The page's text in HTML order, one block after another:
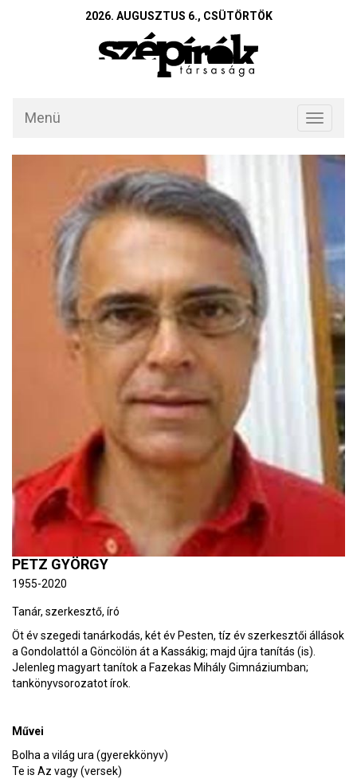
2026. AUGUSZTUS 6., CSÜTÖRTÖK
Toggle
Menü
PETZ GYÖRGY
1955-2020
Tanár, szerkesztő, író
Öt év szegedi tanárkodás, két év Pesten, tíz év szerkesztői állások
a Gondolattól a Göncölön át a Kassákig; majd újra tanítás (is).
Jelenleg magyart tanítok a Fazekas Mihály Gimnáziumban;
tankönyvsorozatot írok.
Művei
Bolha a világ ura (gyerekkönyv)
Te is Az vagy (versek)